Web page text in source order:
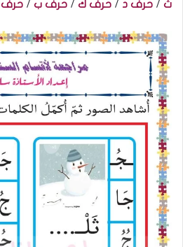
ث / حرف د / حرف ك / حرف ب / حرف